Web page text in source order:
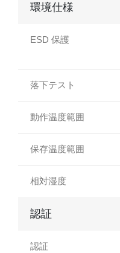
環境仕様
ESD 保護
落下テスト
動作温度範囲
保存温度範囲
相対湿度
認証
認証